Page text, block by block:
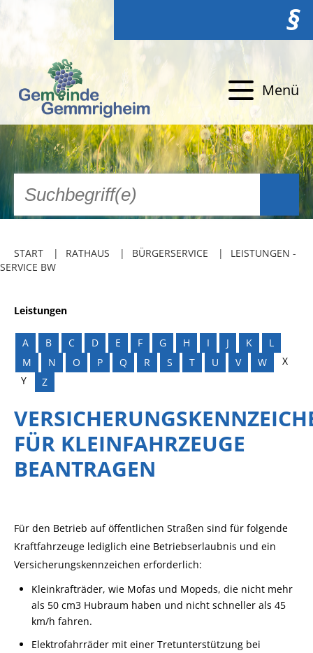
§
Menü
START RATHAUS BÜRGERSERVICE
LEISTUNGEN -
SERVICE BW
Leistungen
A B C D E F G H I J K
L
M
N O P Q R S T U V W
X
Y
Z
FÜR KLEINFAHRZEUGE
BEANTRAGEN
Für den Betrieb auf öffentlichen Straßen sind für folgende
Kraftfahrzeuge lediglich eine Betriebserlaubnis und ein
Versicherungskennzeichen erforderlich:
Kleinkrafträder, wie Mofas und Mopeds, die nicht mehr
als 50 cm3 Hubraum haben und nicht schneller als 45
km/h fahren.
Elektrofahrräder mit einer Tretunterstützung bei